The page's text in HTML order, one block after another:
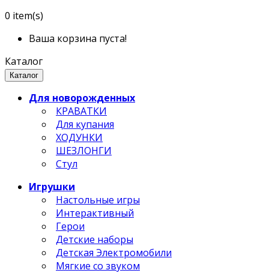
0 item(s)
Ваша корзина пуста!
Каталог
Каталог
Для новорожденных
КРАВАТКИ
Для купания
ХОДУНКИ
ШЕЗЛОНГИ
Стул
Игрушки
Настольные игры
Интерактивный
Герои
Детские наборы
Детская Электромобили
Мягкие со звуком